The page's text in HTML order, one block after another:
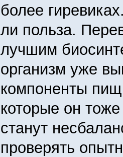
более
ли польза.
лучшим
организм уже
компоненты
которые он
станут
проверять